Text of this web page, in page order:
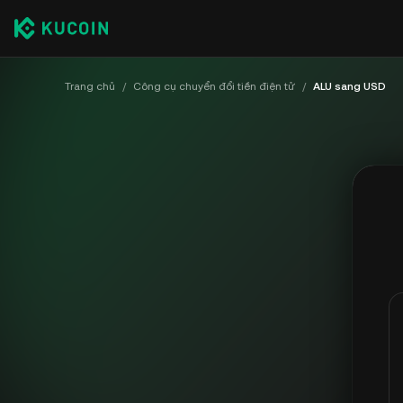
Trang chủ / Công cụ chuyển đổi tiền điện tử / ALU sang USD